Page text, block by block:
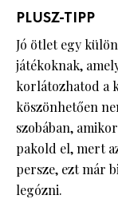
PLUSZ-TIPP
Jó ötlet egy
játékoknak,
korlátozhatod a
köszönhetően
szobában,
pakold el, mert
persze, ezt már
legózni.